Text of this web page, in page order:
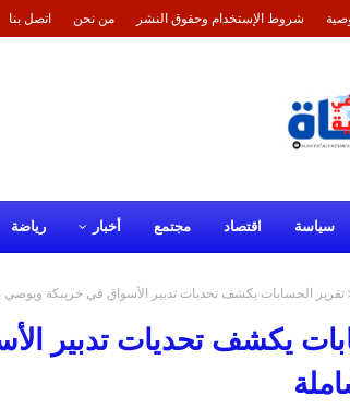
شروط الإستخدام وحقوق النشر من نحن اتصل بنا
سياسة اقتصاد مجتمع أخبار رياضة
تقرير الحسابات يكشف تحديات تدبير الأسواق في خريبكة ويوصي
يكشف تحديات تدبير